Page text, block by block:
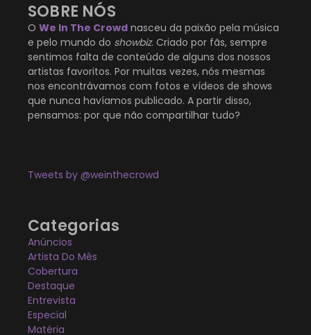
SOBRE NÓS
O We In The Crowd nasceu da paixão pela música
e pelo mundo do showbiz. Criado por fãs, sempre
sentimos falta de conteúdo de alguns dos nossos
artistas favoritos. Por muitas vezes, nós mesmas
nos encontrávamos com fotos e vídeos de shows
que nunca havíamos publicado. A partir disso,
pensamos: por que não compartilhar tudo?
Tweets by @weinthecrowd
Categorias
Anúncios
Artista Do Mês
Cobertura
Destaque
Entrevista
Especial
Matéria